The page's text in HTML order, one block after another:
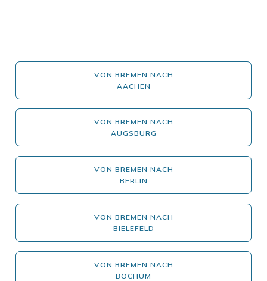
VON BREMEN NACH
AACHEN
VON BREMEN NACH
AUGSBURG
VON BREMEN NACH
BERLIN
VON BREMEN NACH
BIELEFELD
VON BREMEN NACH
BOCHUM